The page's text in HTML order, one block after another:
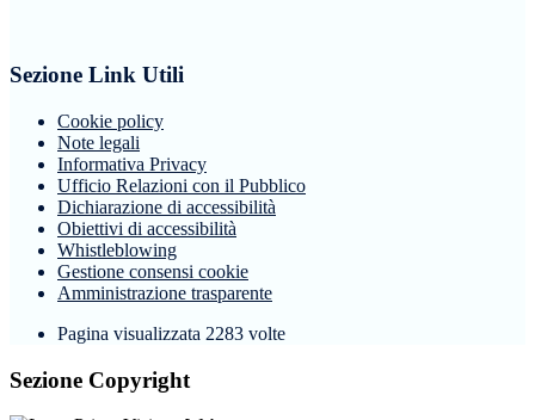
Sezione Link Utili
Cookie policy
Note legali
Informativa Privacy
Ufficio Relazioni con il Pubblico
Dichiarazione di accessibilità
Obiettivi di accessibilità
Whistleblowing
Gestione consensi cookie
Amministrazione trasparente
Pagina visualizzata 2283 volte
Sezione Copyright